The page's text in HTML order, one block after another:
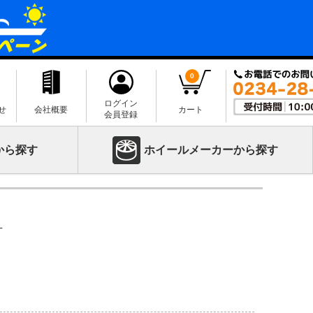
会社概要
ログイン
会員登録
0
カート
ら探す ホイールメーカーから探す